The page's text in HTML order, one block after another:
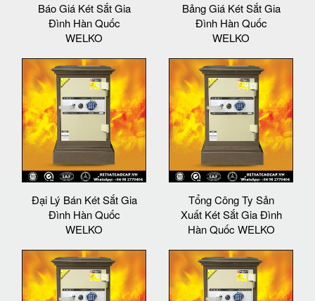
Báo Giá Két Sắt Gia
Đình Hàn Quốc
WELKO
Bảng Giá Két Sắt Gia
Đình Hàn Quốc
WELKO
Đại Lý Bán Két Sắt Gia
Đình Hàn Quốc
WELKO
Tổng Công Ty Sản
Xuất Két Sắt Gia Đình
Hàn Quốc WELKO